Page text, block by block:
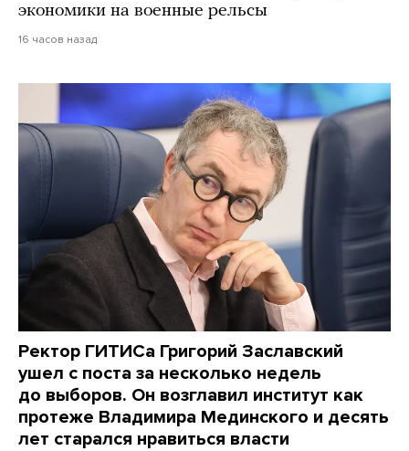
экономики на военные рельсы
16 часов назад
Ректор ГИТИСа Григорий Заславский
ушел с поста за несколько недель
до выборов. Он возглавил институт как
протеже Владимира Мединского и десять
лет старался нравиться власти